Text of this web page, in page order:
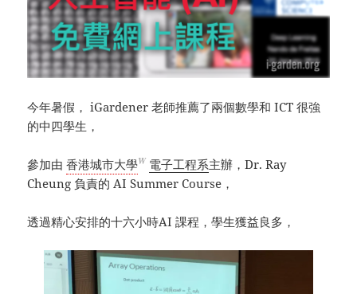
今年暑假， iGardener 老師推薦了兩個數學和 ICT 很強
的中四學生，
參加由香港城市大學W 電子工程系主辦，Dr. Ray
Cheung 負責的 AI Summer Course，
透過精心安排的十六小時AI 課程，學生獲益良多，